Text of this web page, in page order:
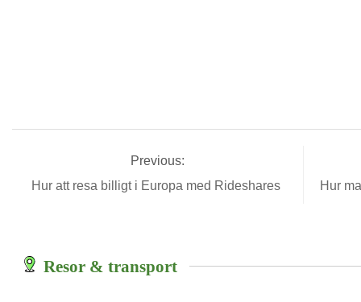
Previous:
Hur att resa billigt i Europa med Rideshares
Hur
Resor & transport